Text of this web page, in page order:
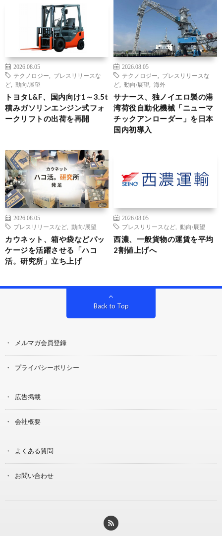
2026.08.05
テクノロジー
プレスリリースな
ど
動向/展望
トヨタL&F、国内向け1～3.5t
積みガソリンエンジン式フォ
ークリフトの出荷を再開
2026.08.05
テクノロジー
プレスリリースな
ど
動向/展望 海外
サナース、独ノイエロ製の港
湾荷役自動化機械「ニューマ
チックアンローダー」を日本
国内初導入
2026.08.05
プレスリリースなど
動向/展望
カウネット、箱や袋などパッ
ケージを活躍させる「ハコ
活。研究所」立ち上げ
2026.08.05
プレスリリースなど
動向/展望
西濃、一般貨物の運賃を平均
2割値上げへ
Back to Top
メルマガ会員登録
プライバシーポリシー
広告掲載
会社概要
よくある質問
お問い合わせ